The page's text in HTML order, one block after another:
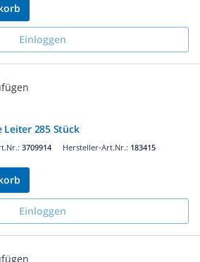
Einloggen
285 Stück
3709914 Hersteller-Art.Nr.: 183415
Einloggen